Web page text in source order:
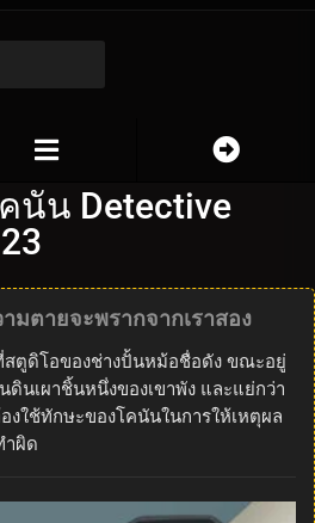
นัน Detective
มตายจะพรากจากเราสอง
ตูดิโอของช่างปั้นหม้อชื่อดัง ขณะอยู่
นเผาชิ้นหนึ่งของเขาพัง และแย่กว่า
ใช้ทักษะของโคนันในการให้เหตุผล
ำผิด